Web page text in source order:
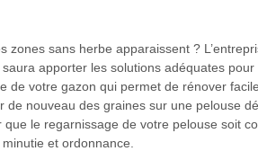
sans herbe apparaissent ?
apporter les solutions adéquates
de votre gazon qui permet de rénover
nouveau des graines sur une pelouse
le regarnissage de votre pelouse soit
et ordonnance.